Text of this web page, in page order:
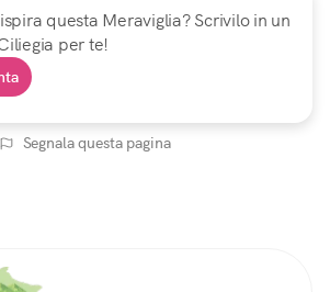
questa Meraviglia? Scrivilo in un
per te!
Segnala questa pagina